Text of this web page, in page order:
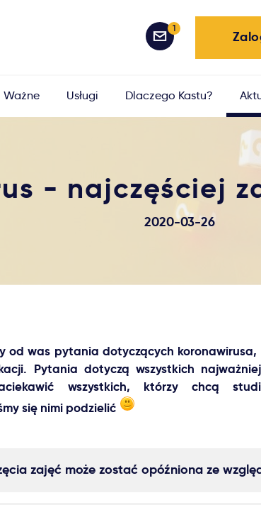
1
Ważne Usługi Dlaczego Kastu?
- najczęściej
2020-03-26
od was pytania dotyczących
Pytania dotyczą wszystkich
wszystkich, którzy chcą
się nimi podzielić
zajęć może zostać opóźniona ze